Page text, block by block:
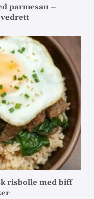
parmesan –
risbolle med biff